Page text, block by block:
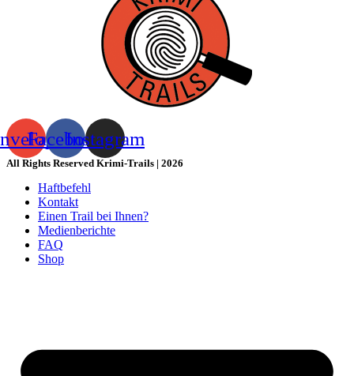
FacebookInstagram
All Rights Reserved Krimi-Trails | 2026
Haftbefehl
Kontakt
Einen Trail bei Ihnen?
Medienberichte
FAQ
Shop